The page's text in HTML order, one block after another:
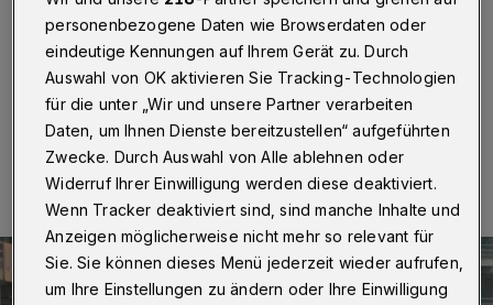
haben am Mittwoch (12. August 2015) sechs junge
Menschen ihre Berufsausbildung begonnen.
12.08.2015 , 15:58 Uhr Eine Minute Lesezeit
personenbezogene Daten wie Browserdaten oder
eindeutige Kennungen auf Ihrem Gerät zu. Durch
Auswahl von OK aktivieren Sie Tracking-Technologien
für die unter „Wir und unsere Partner verarbeiten
Daten, um Ihnen Dienste bereitzustellen“ aufgeführten
Zwecke. Durch Auswahl von Alle ablehnen oder
Widerruf Ihrer Einwilligung werden diese deaktiviert.
Wenn Tracker deaktiviert sind, sind manche Inhalte und
Anzeigen möglicherweise nicht mehr so relevant für
Sie. Sie können dieses Menü jederzeit wieder aufrufen,
um Ihre Einstellungen zu ändern oder Ihre Einwilligung